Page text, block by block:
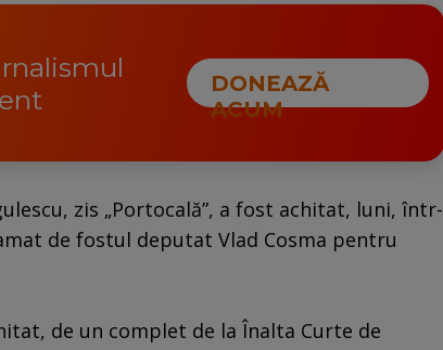
DONEAZĂ
ACUM
zis „Portocală”, a fost achitat, luni, într-
de fostul deputat Vlad Cosma pentru
de un complet de la Înalta Curte de